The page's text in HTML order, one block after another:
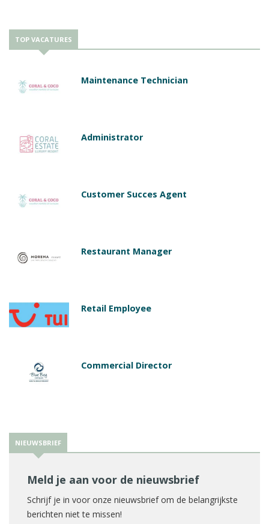
TOP VACATURES
Maintenance Technician
Administrator
Customer Succes Agent
Restaurant Manager
Retail Employee
Commercial Director
NIEUWSBRIEF
Meld je aan voor de nieuwsbrief
Schrijf je in voor onze nieuwsbrief om de belangrijkste
berichten niet te missen!